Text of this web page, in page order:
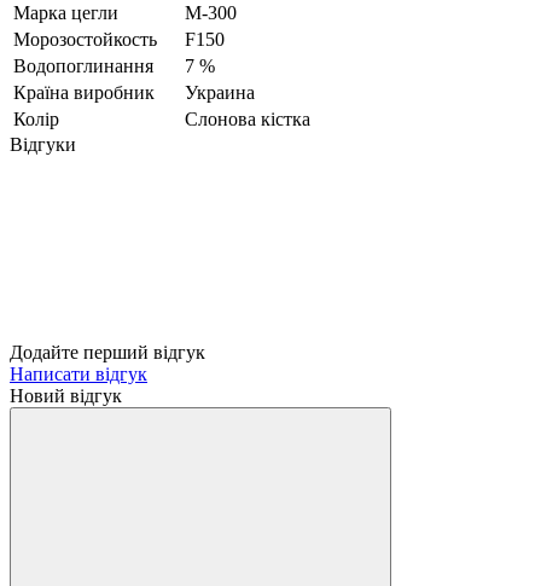
Марка цегли
М-300
Морозостойкость
F150
Водопоглинання
7 %
Країна виробник
Украина
Колір
Слонова кістка
Відгуки
Додайте перший відгук
Написати відгук
Новий відгук